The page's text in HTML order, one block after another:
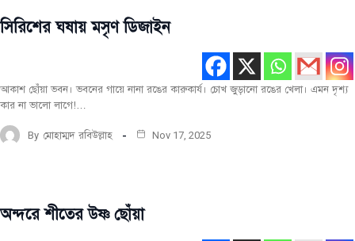
পরিবেশ
সিরিশের ঘষায় মসৃণ ডিজাইন
আকাশ ছোঁয়া ভবন। ভবনের গায়ে নানা রঙের কারুকার্য। চোখ জুড়ানো রঙের খেলা। এমন দৃশ্য
কার না ভালো লাগে!…
By মোহাম্মদ রবিউল্লাহ Nov 17, 2025
পরিবেশ
অন্দরে শীতের উষ্ণ ছোঁয়া